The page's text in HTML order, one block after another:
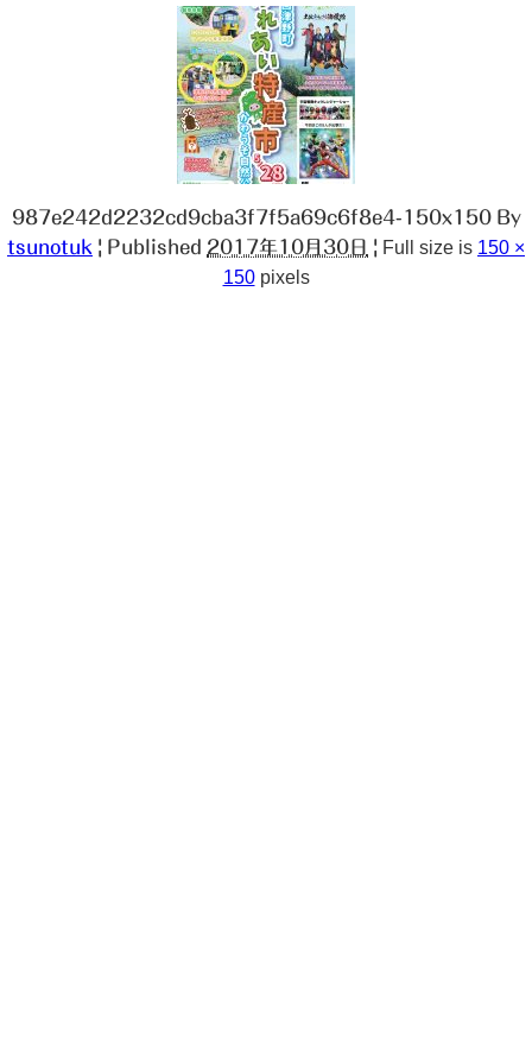
987e242d2232cd9cba3f7f5a69c6f8e4-150x150 By
tsunotuk | Published 2017年10月30日 | Full size is 150 ×
150pixels